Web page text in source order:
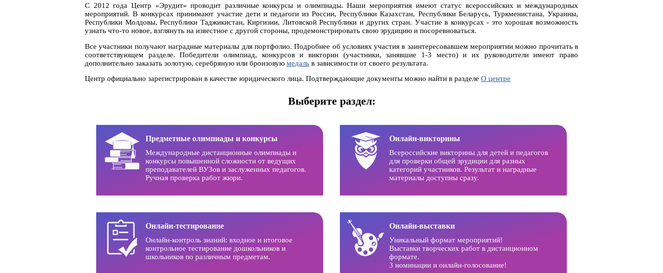
С 2012 года Центр «Эрудит» проводит различные конкурсы и олимпиады. Наши мероприятия имеют статус всероссийских и международных
мероприятий. В конкурсах принимают участие дети и педагоги из России, Республики Казахстан, Республики Беларусь, Туркменистана, Украины,
Республики Молдовы, Республики Таджикистан, Киргизии, Литовской Республики и других стран. Участие в конкурсах - это хорошая возможность
узнать что-то новое, взглянуть на известное с другой стороны, продемонстрировать свою эрудицию и посоревноваться.
Все участники получают наградные материалы для портфолио. Подробнее об условиях участия в заинтересовавшем мероприятии можно прочитать в
соответствующем разделе. Победители олимпиад, конкурсов и викторин (участники, занявшие 1-3 место) и их руководители имеют право
дополнительно заказать золотую, серебряную или бронзовую медаль в зависимости от своего результата.
Центр официально зарегистрирован в качестве юридического лица. Подтверждающие документы можно найти в разделе О центре
Выберите раздел:
Предметные олимпиады и конкурсы
Международные дистанционные олимпиады и
конкурсы повышенной сложности от ведущих
преподавателей ВУЗов и заслуженных педагогов.
Ручная проверка работ жюри.
Онлайн-викторины
Всероссийские викторины для детей и педагогов
для проверки общей эрудиции для разных
категорий участников. Результат и наградные
материалы доступны сразу.
Онлайн-тестирование
Онлайн-контроль знаний: входное и итоговое
контрольное тестирование дошкольников и
школьников по различным предметам.
Онлайн-выставки
Уникальный формат мероприятий!
Выставки творческих работ в дистанционном
формате.
3 номинации и онлайн-голосование!